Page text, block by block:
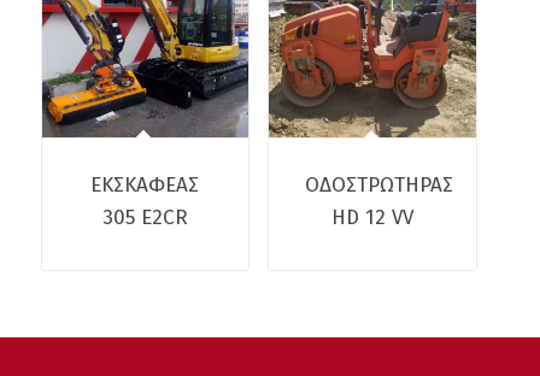
ΕΚΣΚΑΦΕΑΣ
305 E2CR
ΟΔΟΣΤΡΩΤΗΡΑΣ
HD 12 VV